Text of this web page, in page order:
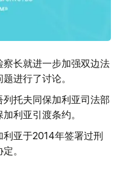
长就进一步加强双边法
进行了讨论。
托夫同保加利亚司法部
利亚引渡条约。
亚于2014年签署过刑
。